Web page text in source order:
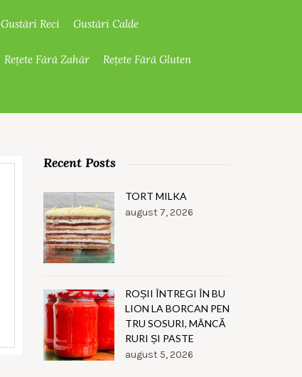
Gustări Reci Gustări Calde
Rețete Fără Zahăr Rețete Fără Gluten
Recent Posts
TORT MILKA
august 7, 2026
ROȘII ÎNTREGI ÎN BU
LION LA BORCAN PEN
TRU SOSURI, MÂNCĂ
RURI ȘI PASTE
august 5, 2026